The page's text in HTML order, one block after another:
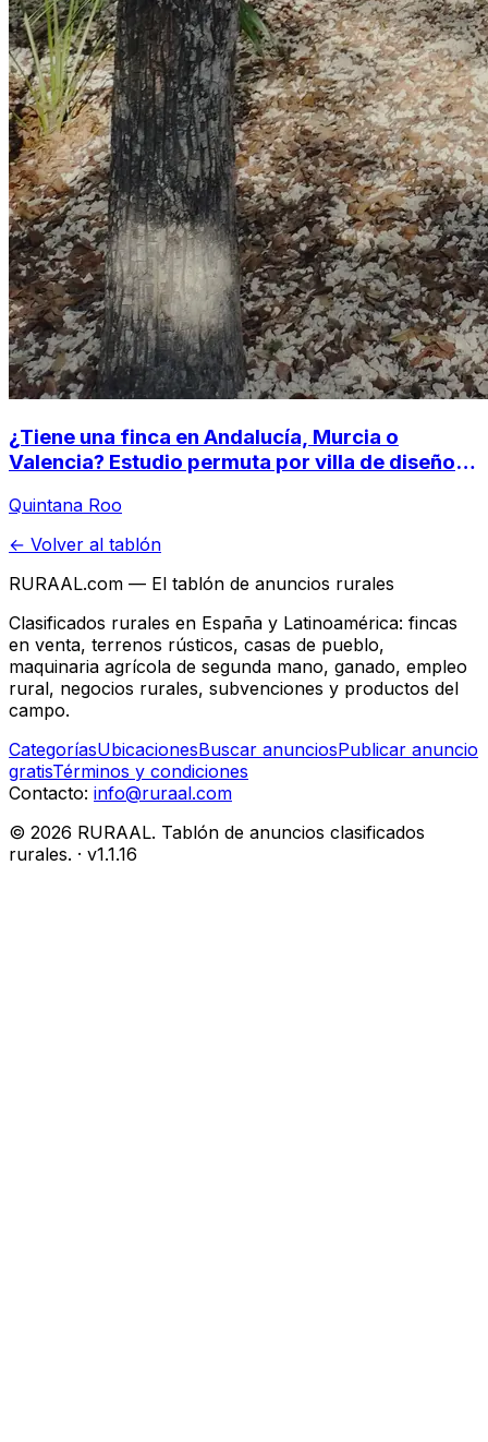
¿Tiene una finca en Andalucía, Murcia o
Valencia? Estudio permuta por villa de diseño
Quintana Roo
← Volver al tablón
RURAAL.com — El tablón de anuncios rurales
Clasificados rurales en España y Latinoamérica: fincas
en venta, terrenos rústicos, casas de pueblo,
maquinaria agrícola de segunda mano, ganado, empleo
rural, negocios rurales, subvenciones y productos del
campo.
CategoríasUbicacionesBuscar anunciosPublicar anuncio
gratisTérminos y condiciones
Contacto: info@ruraal.com
© 2026 RURAAL. Tablón de anuncios clasificados
rurales. · v1.1.16